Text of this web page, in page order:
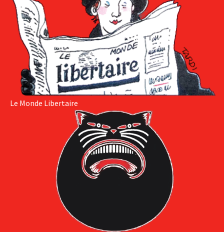
Le Monde Libertaire